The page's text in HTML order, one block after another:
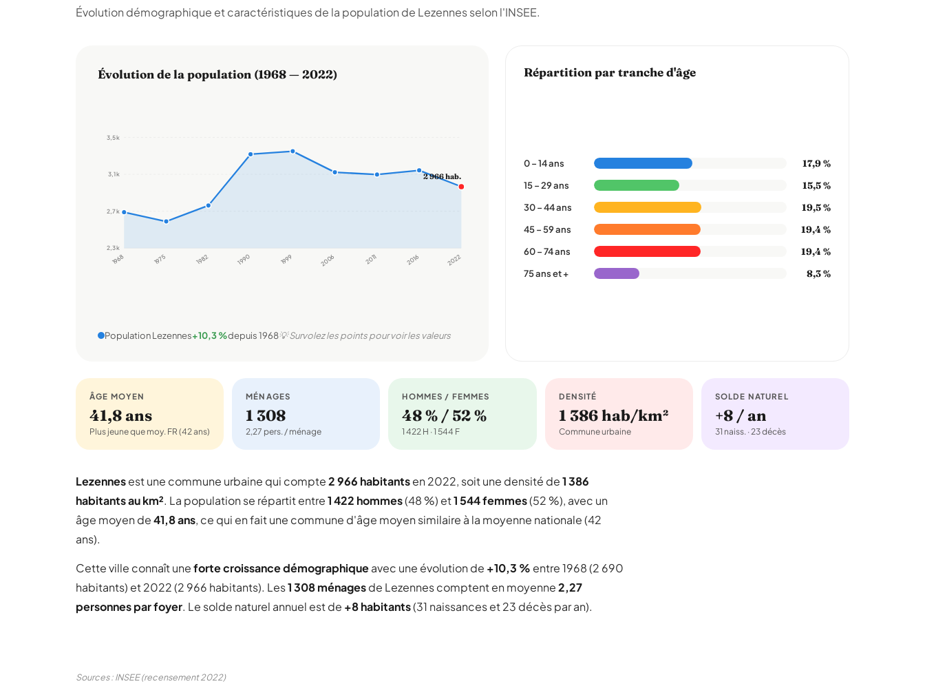
Évolution démographique et caractéristiques de la population de Lezennes selon l'INSEE.
Évolution de la population (1968 — 2022)
2,3 k
2,7 k
3,1 k
3,5 k
1968 1975 1982 1990 1999 2006 2011 2016 2022
2 966 hab.
Population Lezennes+10,3 %depuis 1968💡 Survolez les points pour voir les valeurs
Répartition par tranche d'âge
0 – 14 ans 17,9 %
15 – 29 ans 15,5 %
30 – 44 ans 19,5 %
45 – 59 ans 19,4 %
60 – 74 ans 19,4 %
75 ans et + 8,3 %
ÂGE MOYEN
41,8 ans
Plus jeune que moy. FR (42 ans)
MÉNAGES
1 308
2,27 pers. / ménage
HOMMES / FEMMES
48 % / 52 %
1 422 H · 1 544 F
DENSITÉ
1 386 hab/km²
Commune urbaine
SOLDE NATUREL
+8 / an
31 naiss. · 23 décès
Lezennesest une commune urbaine qui compte2 966 habitantsen 2022, soit une densité de1 386
habitants au km². La population se répartit entre1 422 hommes(48 %) et1 544 femmes(52 %), avec un
âge moyen de41,8 ans, ce qui en fait une commune d'âge moyen similaire à la moyenne nationale (42
ans).
Cette ville connaît uneforte croissance démographiqueavec une évolution de +10,3 % entre 1968 (2 690
habitants) et 2022 (2 966 habitants). Les1 308 ménagesde Lezennes comptent en moyenne2,27
personnes par foyer. Le solde naturel annuel est de +8 habitants(31 naissances et 23 décès par an).
Sources : INSEE (recensement 2022)